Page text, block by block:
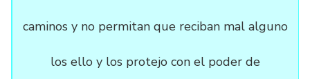
caminos y no permitan que reciban mal alguno
los ello y los protejo con el poder de